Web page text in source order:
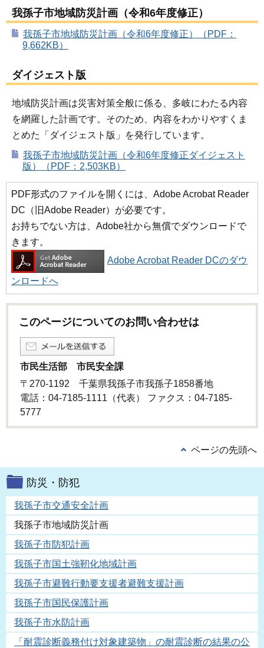
我孫子市地域防災計画（令和6年度修正）
我孫子市地域防災計画（令和6年度修正）（PDF：
9,662KB）
ダイジェスト版
地域防災計画は災害対策全般に係る、多岐にわたる内容
を網羅した計画です。そのため、内容をわかりやすくま
とめた「ダイジェスト版」を発行しています。
我孫子市地域防災計画（令和6年度修正ダイジェスト
版）（PDF：2,503KB）
PDF形式のファイルを開くには、Adobe Acrobat Reader
DC（旧Adobe Reader）が必要です。
お持ちでない方は、Adobe社から無償でダウンロードで
きます。
Adobe Acrobat Reader DCのダウ
ンロードへ
このページについてのお問い合わせは
市民生活部 市民安全課
〒270-1192 千葉県我孫子市我孫子1858番地
電話：04-7185-1111（代表） ファクス：04-7185-
5777
ページの先頭へ
防災・防犯
我孫子市交通安全計画
我孫子市地域防災計画
我孫子市防犯計画
我孫子市国土強靭化地域計画
我孫子市避難行動要支援者避難支援計画
我孫子市国民保護計画
我孫子市水防計画
「耐震診断義務付け対象建築物」の耐震診断の結果の公